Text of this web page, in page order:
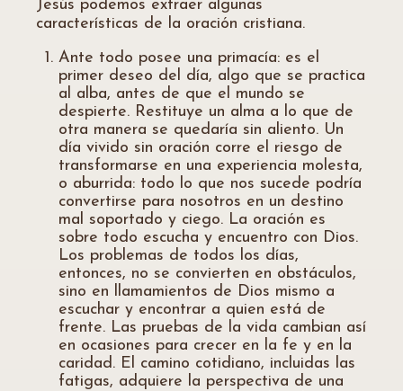
Jesús podemos extraer algunas
características de la oración cristiana.
Ante todo posee una primacía: es el
primer deseo del día, algo que se practica
al alba, antes de que el mundo se
despierte. Restituye un alma a lo que de
otra manera se quedaría sin aliento. Un
día vivido sin oración corre el riesgo de
transformarse en una experiencia molesta,
o aburrida: todo lo que nos sucede podría
convertirse para nosotros en un destino
mal soportado y ciego. La oración es
sobre todo escucha y encuentro con Dios.
Los problemas de todos los días,
entonces, no se convierten en obstáculos,
sino en llamamientos de Dios mismo a
escuchar y encontrar a quien está de
frente. Las pruebas de la vida cambian así
en ocasiones para crecer en la fe y en la
caridad. El camino cotidiano, incluidas las
fatigas, adquiere la perspectiva de una